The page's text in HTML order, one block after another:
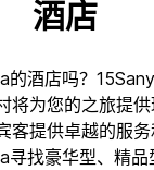
酒店
的酒店吗？
将为您的之旅提
客提供卓越的服
寻找豪华型、精